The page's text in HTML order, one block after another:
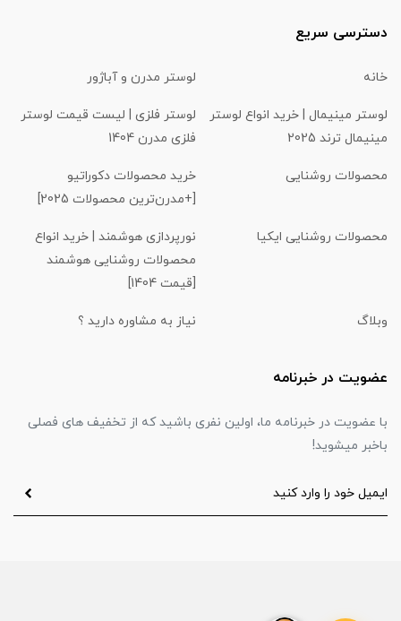
دسترسی سریع
خانه لوستر مدرن و آباژور
لوستر مینیمال | خرید انواع لوستر
مینیمال ترند 2025
لوستر فلزی | لیست قیمت لوستر
فلزی مدرن 1404
محصولات روشنایی
خرید محصولات دکوراتیو
[+مدرن‌ترین محصولات 2025]
محصولات روشنایی ایکیا
نورپردازی هوشمند | خرید انواع
محصولات روشنایی هوشمند
[قیمت 1404]
وبلاگ نیاز به مشاوره دارید ؟
عضویت در خبرنامه
با عضویت در خبرنامه ما، اولین نفری باشید که از تخفیف های فصلی
باخبر میشوید!